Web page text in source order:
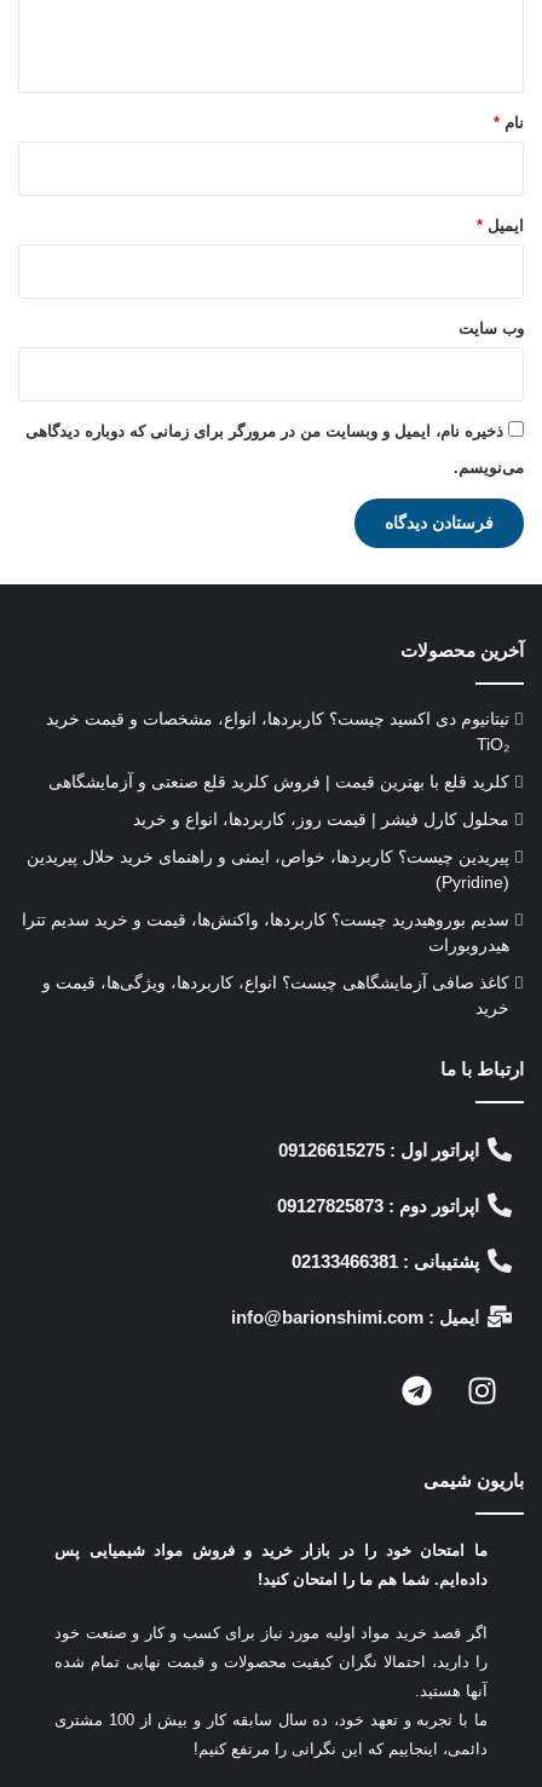
نام *
ایمیل *
وب‌ سایت
ذخیره نام، ایمیل و وبسایت من در مرورگر برای زمانی که دوباره دیدگاهی
می‌نویسم.
آخرین محصولات
تیتانیوم دی‌ اکسید چیست؟ کاربردها، انواع، مشخصات و قیمت خرید
TiO₂
کلرید قلع با بهترین قیمت | فروش کلرید قلع صنعتی و آزمایشگاهی
محلول کارل فیشر | قیمت روز، کاربردها، انواع و خرید
پیریدین چیست؟ کاربردها، خواص، ایمنی و راهنمای خرید حلال پیریدین
(Pyridine)
سدیم بوروهیدرید چیست؟ کاربردها، واکنش‌ها، قیمت و خرید سدیم تترا
هیدروبورات
کاغذ صافی آزمایشگاهی چیست؟ انواع، کاربردها، ویژگی‌ها، قیمت و
خرید
ارتباط با ما
اپراتور اول : 09126615275
اپراتور دوم : 09127825873
پشتیبانی : 02133466381
ایمیل : info@barionshimi.com
باریون شیمی
ما امتحان خود را در بازار خرید و فروش مواد شیمیایی پس
داده‌ایم. شما هم ما را امتحان کنید!
اگر قصد خرید مواد اولیه مورد نیاز برای کسب و کار و صنعت خود
را دارید، احتمالا نگران کیفیت محصولات و قیمت نهایی تمام شده
آنها هستید.
ما با تجربه و تعهد خود، ده سال سابقه کار و بیش از 100 مشتری
دائمی، اینجاییم که این نگرانی را مرتفع کنیم!